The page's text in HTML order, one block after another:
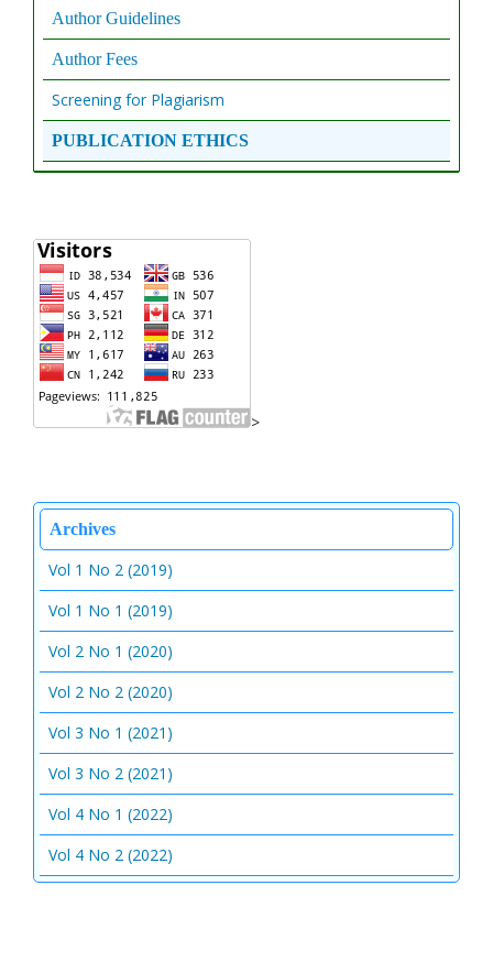
Author Guidelines
Author Fees
Screening for Plagiarism
PUBLICATION ETHICS
>
Archives
Vol 1 No 2 (2019)
Vol 1 No 1 (2019)
Vol 2 No 1 (2020)
Vol 2 No 2 (2020)
Vol 3 No 1 (2021)
Vol 3 No 2 (2021)
Vol 4 No 1 (2022)
Vol 4 No 2 (2022)